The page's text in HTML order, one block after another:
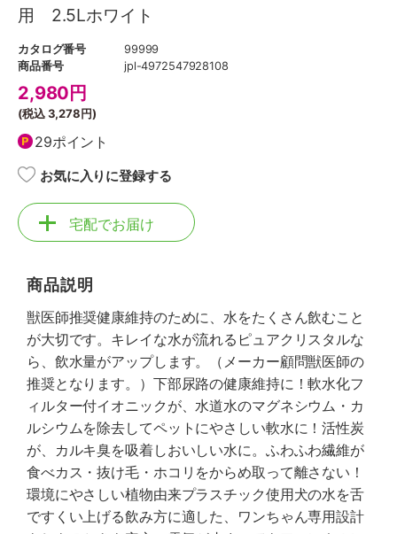
用 2.5Lホワイト
カタログ番号
99999
商品番号
jpl-4972547928108
2,980 円
(税込3,278円)
29ポイント
お気に入りに登録する
宅配でお届け
商品説明
獣医師推奨健康維持のために、水をたくさん飲むこと
が大切です。キレイな水が流れるピュアクリスタルな
ら、飲水量がアップします。（メーカー顧問獣医師の
推奨となります。）下部尿路の健康維持に！軟水化フ
ィルター付イオニックが、水道水のマグネシウム・カ
ルシウムを除去してペットにやさしい軟水に！活性炭
が、カルキ臭を吸着しおいしい水に。ふわふわ繊維が
食べカス・抜け毛・ホコリをからめ取って離さない！
環境にやさしい植物由来プラスチック使用犬の水を舌
ですくい上げる飲み方に適した、ワンちゃん専用設計